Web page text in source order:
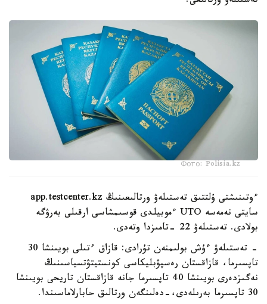
Фото: Polisia.kz
ءوتىنىشتى ۇلتتىق تەستىلەۋ ورتالىعىنىڭ app.testcenter.kz
سايتى نەمەسە UTO ءموبيلدى قوسىمشاسى ارقىلى بەرۋگە
بولادى. تەستىلەۋ 22 -تامىزدا وتەدى.
- تەستىلەۋ ءۇش بولىمنەن تۇرادى: قازاق ءتىلى بويىنشا 30
تاپسىرما، قازاقستان رەسپۋبليكاسى كونستيتۋتسياسىنىڭ
نەگىزدەرى بويىنشا 40 تاپسىرما جانە قازاقستان تاريحى بويىنشا
30 تاپسىرما بەرىلەدى،-دەلىنگەن ورتالىق حابارلاماسىندا.